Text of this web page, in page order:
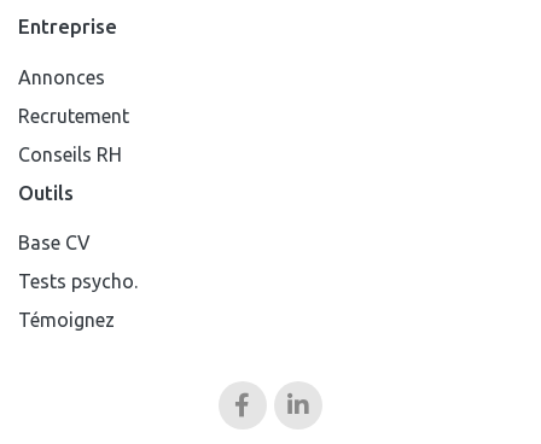
Entreprise
Annonces
Recrutement
Conseils RH
Outils
Base CV
Tests psycho.
Témoignez